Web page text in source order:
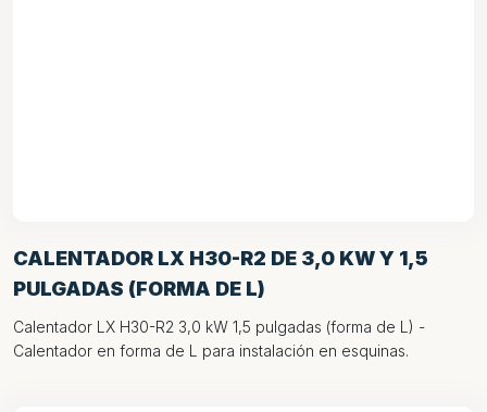
CALENTADOR LX H30-R2 DE 3,0 KW Y 1,5
PULGADAS (FORMA DE L)
Calentador LX H30-R2 3,0 kW 1,5 pulgadas (forma de L) -
Calentador en forma de L para instalación en esquinas.